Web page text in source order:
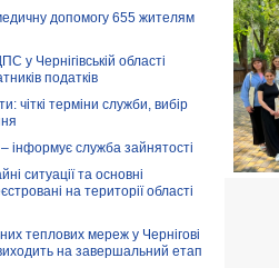
допомогу 655 жителям
у Чернігівській області
податків
чіткі терміни служби, вибір
інформує служба зайнятості
ситуації та основні
на території області
теплових мереж у Чернігові
на завершальний етап